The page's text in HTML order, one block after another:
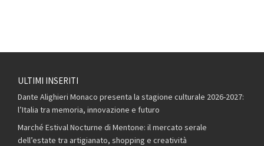
ULTIMI INSERITI
Dante Alighieri Monaco presenta la stagione culturale 2026-2027:
l’Italia tra memoria, innovazione e futuro
Marché Estival Nocturne di Mentone: il mercato serale
dell’estate tra artigianato, shopping e creatività